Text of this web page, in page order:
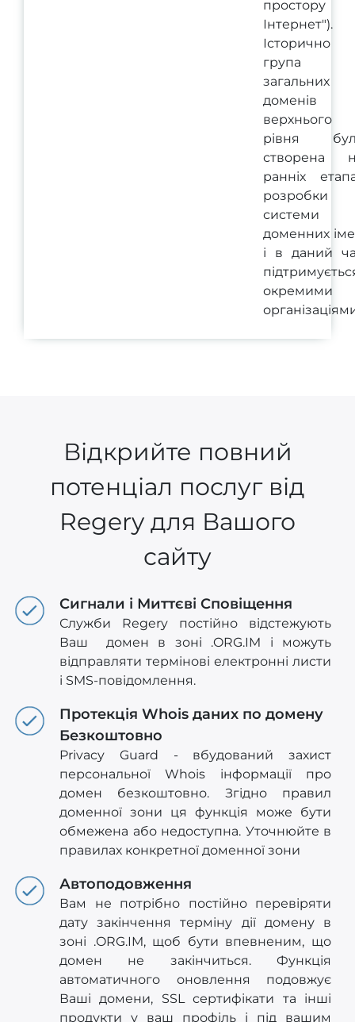
простору
Інтернет").
Історично
група
загальних
доменів
верхнього
рівня
створена
ранніх
розробки
системи
доменних
і в даний
окремими
Відкрийте повний
потенціал послуг від
Regery для Вашого
сайту
Сигнали і Миттєві Сповіщення
Служби Regery постійно відстежують
Ваш домен в зоні .ORG.IM і можуть
відправляти термінові електронні листи
і SMS-повідомлення.
Протекція Whois даних по домену
Безкоштовно
Privacy Guard - вбудований захист
персональної Whois інформації про
домен безкоштовно. Згідно правил
доменної зони ця функція може бути
обмежена або недоступна. Уточнюйте в
правилах конкретної доменної зони
Автоподовження
Вам не потрібно постійно перевіряти
дату закінчення терміну дії домену в
зоні .ORG.IM, щоб бути впевненим, що
домен не закінчиться. Функція
автоматичного оновлення подовжує
Ваші домени, SSL сертифікати та інші
продукти у ваш профіль і під вашим